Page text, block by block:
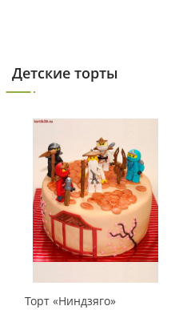
Детские торты
Торт «Ниндзяго»